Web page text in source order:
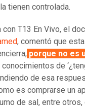
tienen controlada.
con T13 En Vivo, el
, comentó que
porque no es
de
de esa
es comprarse un
de sal, entre